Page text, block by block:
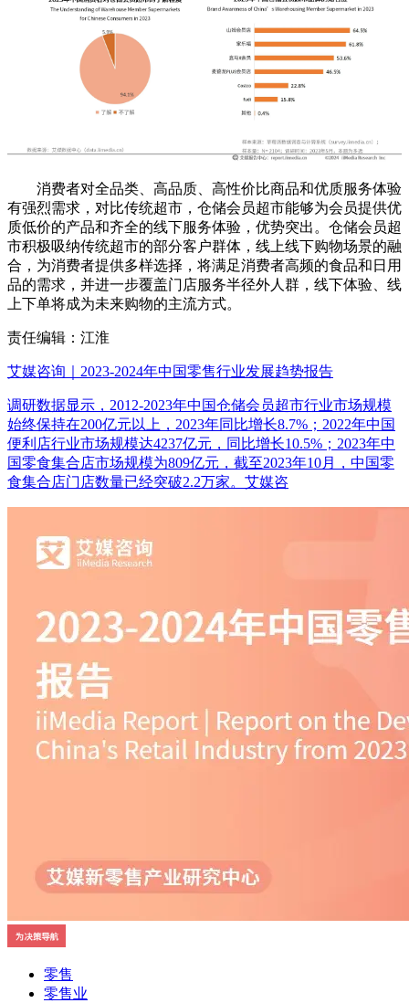
消费者对全品类、高品质、高性价比商品和优质服务体验
有强烈需求，对比传统超市，仓储会员超市能够为会员提供优
质低价的产品和齐全的线下服务体验，优势突出。仓储会员超
市积极吸纳传统超市的部分客户群体，线上线下购物场景的融
合，为消费者提供多样选择，将满足消费者高频的食品和日用
品的需求，并进一步覆盖门店服务半径外人群，线下体验、线
上下单将成为未来购物的主流方式。
责任编辑：江淮
艾媒咨询｜2023-2024年中国零售行业发展趋势报告
调研数据显示，2012-2023年中国仓储会员超市行业市场规模
始终保持在200亿元以上，2023年同比增长8.7%；2022年中国
便利店行业市场规模达4237亿元，同比增长10.5%；2023年中
国零食集合店市场规模为809亿元，截至2023年10月，中国零
食集合店门店数量已经突破2.2万家。艾媒咨
零售
零售业